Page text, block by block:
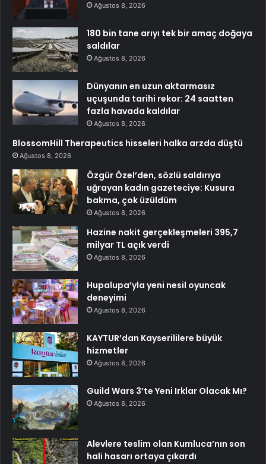
Ağustos 8, 2026
180 bin tane arıyı tek bir amaç doğaya
saldılar
Ağustos 8, 2026
Dünyanın en uzun aktarmasız
uçuşunda tarihi rekor: 24 saatten
fazla havada kaldılar
Ağustos 8, 2026
BlossomHill Therapeutics hisseleri halka arzda düştü
Ağustos 8, 2026
Özgür Özel’den, sözlü saldırıya
uğrayan kadın gazeteciye: Kusura
bakma, çok üzüldüm
Ağustos 8, 2026
Hazine nakit gerçekleşmeleri 395,7
milyar TL açık verdi
Ağustos 8, 2026
Hupalupa’yla yeni nesil oyuncak
deneyimi
Ağustos 8, 2026
KAYTUR’dan Kayserililere büyük
hizmetler
Ağustos 8, 2026
Guild Wars 3’te Yeni Irklar Olacak Mı?
Ağustos 8, 2026
Alevlere teslim olan Kumluca’nın son
hali hasarı ortaya çıkardı